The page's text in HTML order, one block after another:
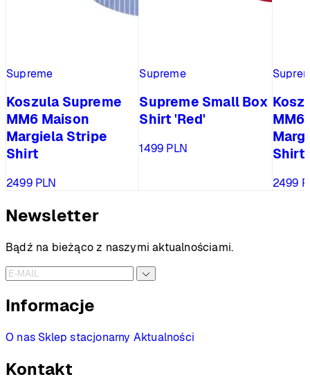
Supreme
Koszula Supreme
MM6 Maison
Margiela Stripe
Shirt
2499 PLN
Supreme
Supreme Small Box
Shirt 'Red'
1499 PLN
MM6
Shirt
2499
Newsletter
Bądź na bieżąco z naszymi aktualnościami.
Informacje
O nas Sklep stacjonarny Aktualności
Kontakt